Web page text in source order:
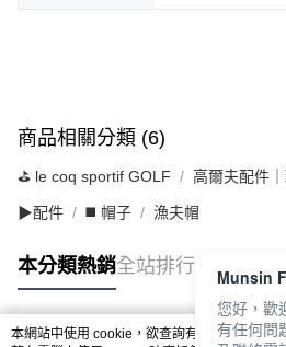
商品相關分類 (6)
⛳️ le coq sportif GOLF 高爾夫配件
▶配件 ◼️ 帽子 漁夫帽
本分類熱銷全站排行
本網站中使用 cookie，欲查詢有關本網站使用
Munsin
您好，歡
有任何問